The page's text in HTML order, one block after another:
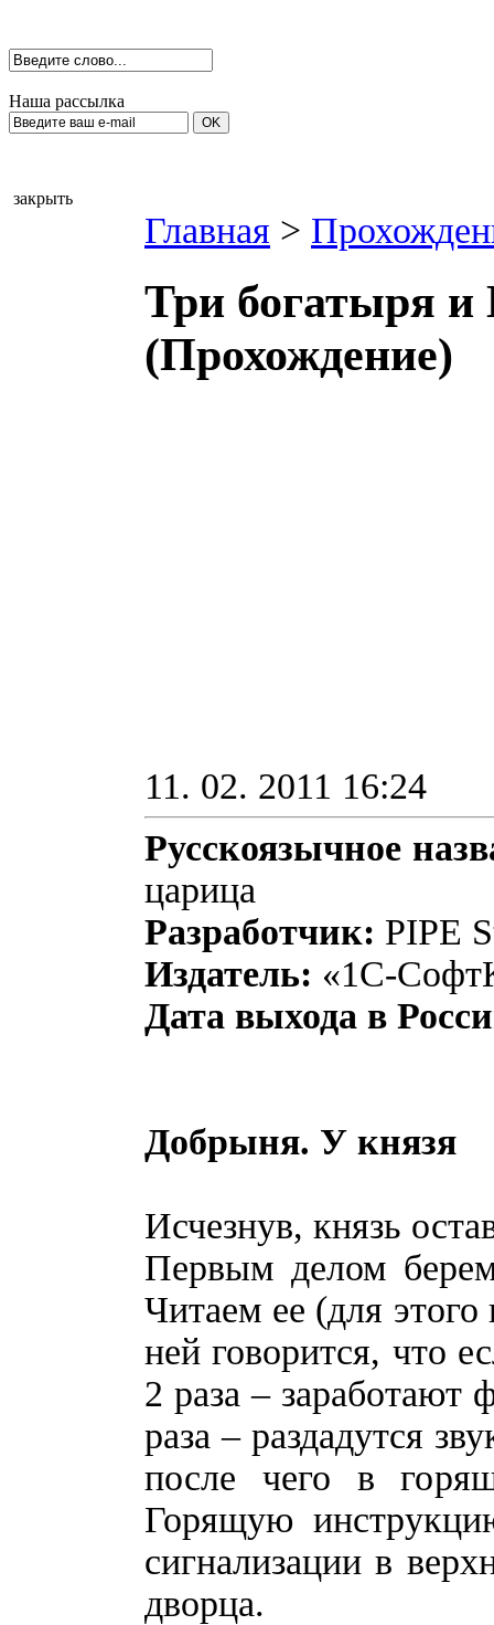
Наша рассылка
закрыть
Главная >
Три богатыря
(Прохождение)
11. 02. 2011 16:24
Русскоязычное
царица
Разработчик: PIPE
Издатель: «1С-
Дата выхода в
Добрыня. У князя
Исчезнув, князь
Первым делом
Читаем ее (для
ней говорится, что
2 раза – заработают
раза – раздадутся
после чего в
Горящую
сигнализации в
дворца.